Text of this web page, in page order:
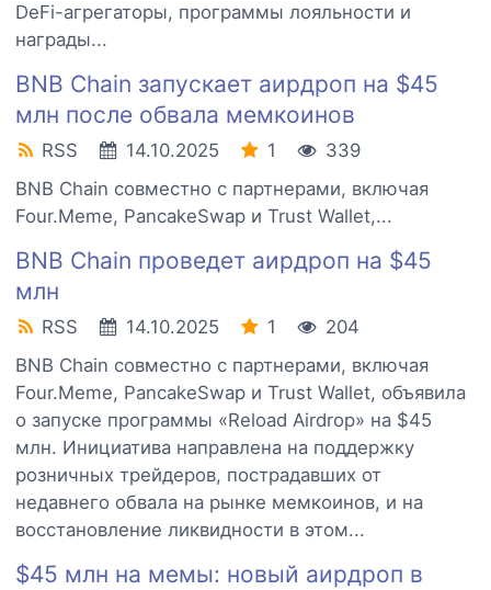
DeFi-агрегаторы, программы лояльности и
награды...
BNB Chain запускает аирдроп на $45
млн после обвала мемкоинов
RSS 14.10.2025 1
339
BNB Chain совместно с партнерами, включая
Four.Meme, PancakeSwap и Trust Wallet,...
BNB Chain проведет аирдроп на $45
млн
RSS 14.10.2025 1
204
BNB Chain совместно с партнерами, включая
Four.Meme, PancakeSwap и Trust Wallet, объявила
о запуске программы «Reload Airdrop» на $45
млн. Инициатива направлена на поддержку
розничных трейдеров, пострадавших от
недавнего обвала на рынке мемкоинов, и на
восстановление ликвидности в этом...
$45 млн на мемы: новый аирдроп в